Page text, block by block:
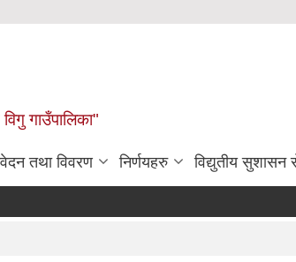
गाउँपालिका"
तथा विवरण निर्णयहरु विद्युतीय सुशासन